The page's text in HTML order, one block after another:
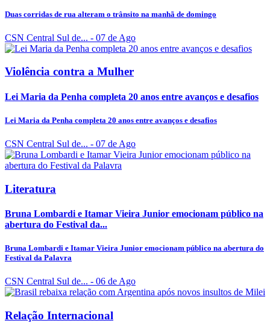
Duas corridas de rua alteram o trânsito na manhã de domingo
CSN Central Sul de... - 07 de Ago
Violência contra a Mulher
Lei Maria da Penha completa 20 anos entre avanços e desafios
Lei Maria da Penha completa 20 anos entre avanços e desafios
CSN Central Sul de... - 07 de Ago
Literatura
Bruna Lombardi e Itamar Vieira Junior emocionam público na
abertura do Festival da...
Bruna Lombardi e Itamar Vieira Junior emocionam público na abertura do
Festival da Palavra
CSN Central Sul de... - 06 de Ago
Relação Internacional